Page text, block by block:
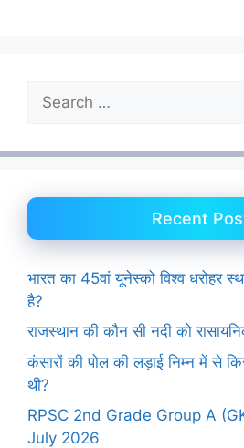
for:
Recent
भारत का 45वां यूनेस्को विश्व धरोहर
है?
राजस्थान की कौन सी नदी को
कंसारों की पोल की लड़ाई निम्न में से
थी?
RPSC 2nd Grade Group A
July 2026